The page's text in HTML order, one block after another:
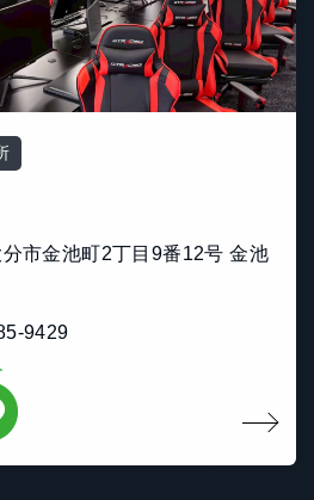
市金池町2丁目9番12号 金池